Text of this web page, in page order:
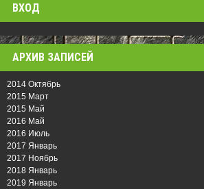
ВХОД
АРХИВ ЗАПИСЕЙ
2014 Октябрь
2015 Март
2015 Май
2016 Май
2016 Июль
2017 Январь
2017 Ноябрь
2018 Январь
2019 Январь